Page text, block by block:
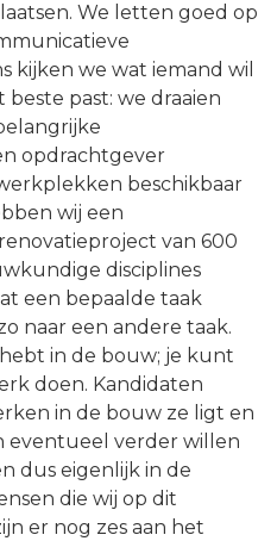
We letten goed op
kijken we wat iemand wil
past: we draaien
opdrachtgever
beschikbaar
wij een
van 600
disciplines
een bepaalde taak
naar een andere taak.
in de bouw; je kunt
doen. Kandidaten
in de bouw ze ligt en
eventueel verder willen
dus eigenlijk in de
die wij op dit
er nog zes aan het